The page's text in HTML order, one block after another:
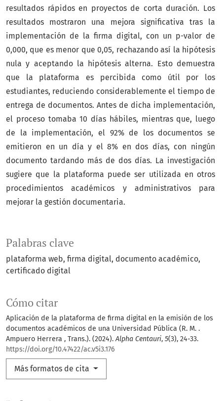
Palabras clave
plataforma web firma digital documento académico
certificado digital
Cómo citar
Aplicación de la plataforma de firma digital en la emisión de los
documentos académicos de una Universidad Pública (R. M. .
Ampuero Herrera , Trans.). (2024).Alpha Centauri, 5(3), 24-33.
https://doi.org/10.47422/ac.v5i3.176
Más formatos de cita
resultados rápidos en proyectos de corta duración. Los
resultados mostraron una mejora significativa tras la
implementación de la firma digital, con un p-valor de
0,000, que es menor que 0,05, rechazando así la hipótesis
nula y aceptando la hipótesis alterna. Esto demuestra
que la plataforma es percibida como útil por los
estudiantes, reduciendo considerablemente el tiempo de
entrega de documentos. Antes de dicha implementación,
el proceso tomaba 10 días hábiles, mientras que, luego
de la implementación, el 92% de los documentos se
emitieron en un día y el 8% en dos días, con ningún
documento tardando más de dos días. La investigación
sugiere que la plataforma puede ser utilizada en otros
procedimientos académicos y administrativos para
mejorar la gestión documentaria.